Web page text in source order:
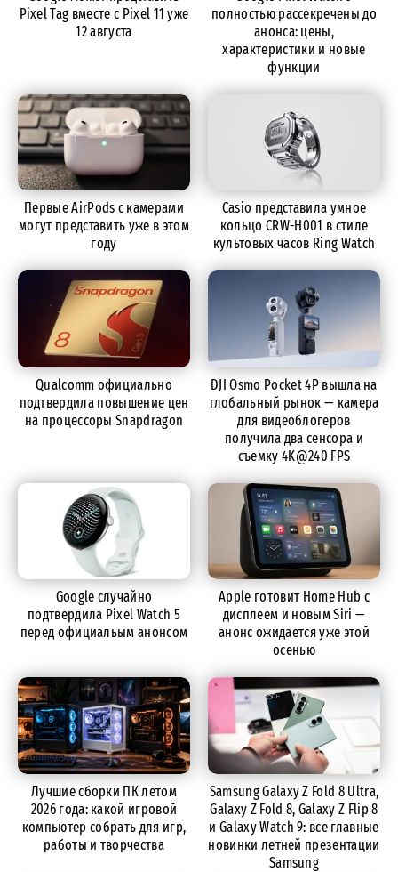
Pixel Tag вместе с Pixel 11 уже
12 августа
полностью рассекречены до
анонса: цены,
характеристики и новые
функции
Первые AirPods с камерами
могут представить уже в этом
году
Casio представила умное
кольцо CRW-H001 в стиле
культовых часов Ring Watch
Qualcomm официально
подтвердила повышение цен
на процессоры Snapdragon
DJI Osmo Pocket 4P вышла на
глобальный рынок — камера
для видеоблогеров
получила два сенсора и
съемку 4K@240 FPS
Google случайно
подтвердила Pixel Watch 5
перед официальым анонсом
Apple готовит Home Hub с
дисплеем и новым Siri —
анонс ожидается уже этой
осенью
Лучшие сборки ПК летом
2026 года: какой игровой
компьютер собрать для игр,
работы и творчества
Samsung Galaxy Z Fold 8 Ultra,
Galaxy Z Fold 8, Galaxy Z Flip 8
и Galaxy Watch 9: все главные
новинки летней презентации
Samsung